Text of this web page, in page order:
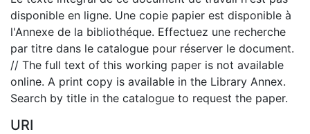
disponible en ligne. Une copie papier est disponible à
l'Annexe de la bibliothéque. Effectuez une recherche
par titre dans le catalogue pour réserver le document.
// The full text of this working paper is not available
online. A print copy is available in the Library Annex.
Search by title in the catalogue to request the paper.
URI